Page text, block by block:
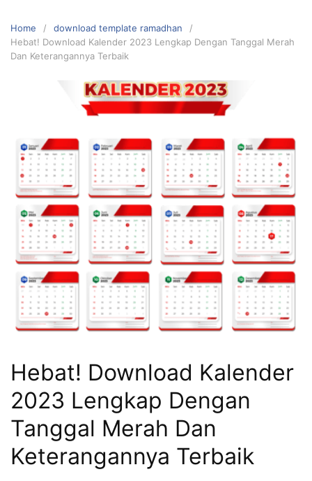
Home
download template ramadhan
Hebat! Download Kalender 2023 Lengkap Dengan Tanggal Merah
Dan Keterangannya Terbaik
Hebat! Download Kalender
2023 Lengkap Dengan
Tanggal Merah Dan
Keterangannya Terbaik